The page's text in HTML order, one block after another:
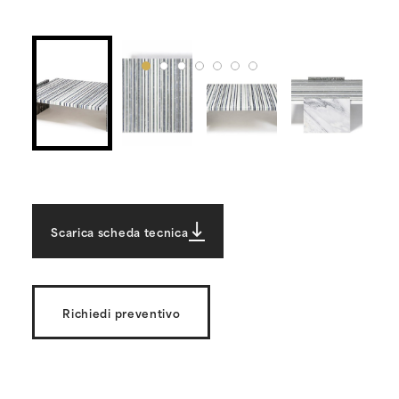
Scarica scheda tecnica
Richiedi preventivo